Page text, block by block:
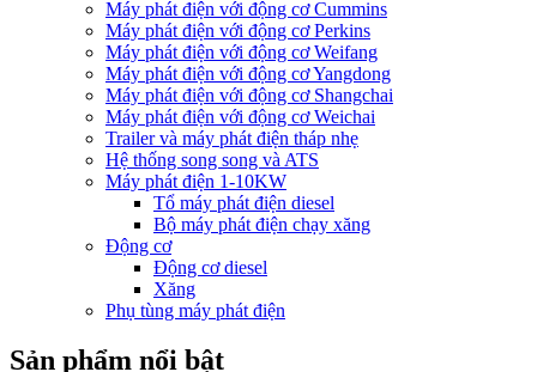
Máy phát điện với động cơ Cummins
Máy phát điện với động cơ Perkins
Máy phát điện với động cơ Weifang
Máy phát điện với động cơ Yangdong
Máy phát điện với động cơ Shangchai
Máy phát điện với động cơ Weichai
Trailer và máy phát điện tháp nhẹ
Hệ thống song song và ATS
Máy phát điện 1-10KW
Tổ máy phát điện diesel
Bộ máy phát điện chạy xăng
Động cơ
Động cơ diesel
Xăng
Phụ tùng máy phát điện
Sản phẩm nổi bật